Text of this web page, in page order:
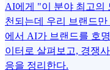
AI에게 "이 분야 최고의
천되는데 우리 브랜드
에서 AI가 브랜드를 호
이터로 살펴보고, 경쟁
응을 정리한다.